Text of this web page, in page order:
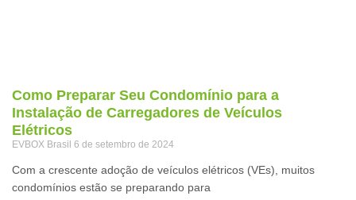
Como Preparar Seu Condomínio para a
Instalação de Carregadores de Veículos
Elétricos
EVBOX Brasil 6 de setembro de 2024
Com a crescente adoção de veículos elétricos (VEs), muitos
condomínios estão se preparando para